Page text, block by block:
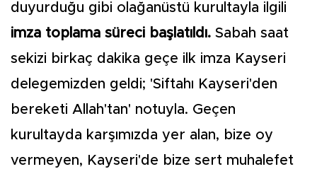
duyurduğu gibi olağanüstü kurultayla ilgili
imza toplama süreci başlatıldı. Sabah saat
sekizi birkaç dakika geçe ilk imza Kayseri
delegemizden geldi; 'Siftahı Kayseri'den
bereketi Allah'tan' notuyla. Geçen
kurultayda karşımızda yer alan, bize oy
vermeyen, Kayseri'de bize sert muhalefet